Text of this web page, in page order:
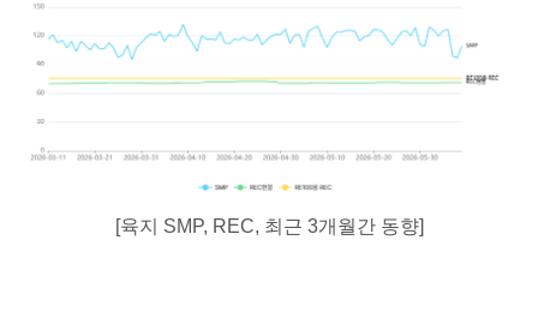
[육지 SMP, REC, 최근 3개월간 동향]